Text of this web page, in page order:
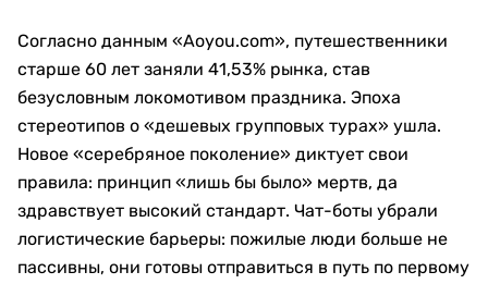
Согласно данным «Aoyou.com», путешественники
старше 60 лет заняли 41,53% рынка, став
безусловным локомотивом праздника. Эпоха
стереотипов о «дешевых групповых турах» ушла.
Новое «серебряное поколение» диктует свои
правила: принцип «лишь бы было» мертв, да
здравствует высокий стандарт. Чат-боты убрали
логистические барьеры: пожилые люди больше не
пассивны, они готовы отправиться в путь по первому